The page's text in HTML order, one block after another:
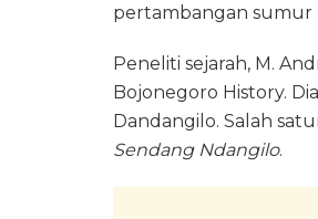
pertambangan sumur
Peneliti sejarah, M.
Bojonegoro History.
Dandangilo. Salah
Sendang Ndangilo.